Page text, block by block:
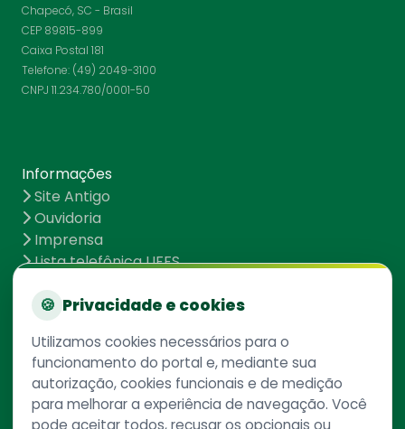
Chapecó, SC - Brasil
CEP 89815-899
Caixa Postal 181
Telefone: (49) 2049-3100
CNPJ 11.234.780/0001-50
Informações
Site Antigo
Ouvidoria
Imprensa
Lista telefônica UFFS
UFFS contra o Aedes
Mapa do site
Redes Sociais
🍪 Privacidade e cookies
Utilizamos cookies necessários para o
funcionamento do portal e, mediante sua
autorização, cookies funcionais e de medição
para melhorar a experiência de navegação. Você
pode aceitar todos, recusar os opcionais ou